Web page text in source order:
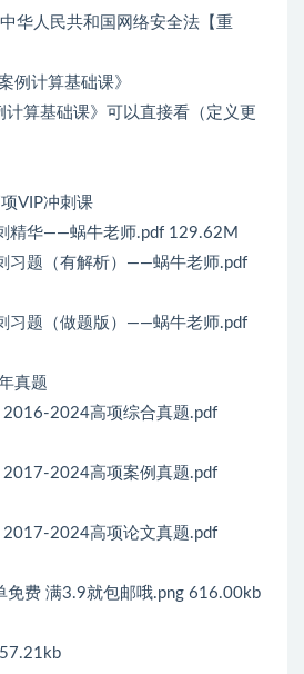
华人民共和国网络安全法【重
例计算基础课》
算基础课》可以直接看（定义更
VIP冲刺课
精华——蜗牛老师.pdf 129.62M
习题（有解析）——蜗牛老师.pdf
习题（做题版）——蜗牛老师.pdf
真题
2024高项综合真题.pdf
2024高项案例真题.pdf
2024高项论文真题.pdf
免费 满3.9就包邮哦.png 616.00kb